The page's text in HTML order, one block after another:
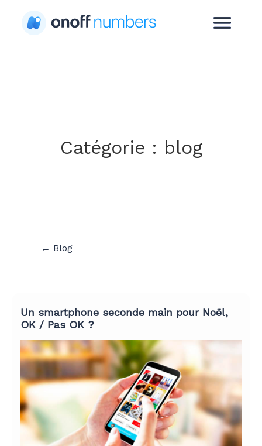
Catégorie : blog
← Blog
Un smartphone seconde main pour Noël,
OK / Pas OK ?